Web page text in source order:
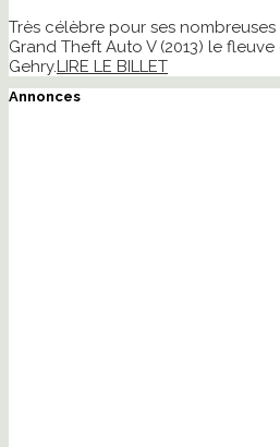
Très célèbre pour ses
Grand Theft Auto V (2013) le
Gehry.LIRE LE BILLET
Annonces